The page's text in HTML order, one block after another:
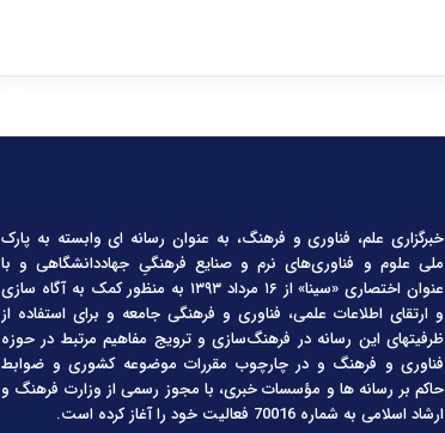
خبرگزاری علم، فناوری و فرهنگ، به عنوان رسانه ای وابسته به پارک
ملی علوم و فناوری‌های نرم و صنایع فرهنگیِ جهاددانشگاهی و با
عنوان اختصاری «سینا» از ۱۶ مرداد ۱۳۹۳ به منظور کمک به آگاه سازی
و ارتقای اطلاعات علمی، فناوری و فرهنگی جامعه و برای استفاده از
ظرفیتهای این رسانه در فرهنگ‌سازی و ترویج مفاهیم مرتبط در حوزه
فناوری و فرهنگ و در چارچوب مقررات موضوعه کشوری و ضوابط
حاکم بر رسانه ها و مؤسسات خبری، با مجوز رسمی از وزارت فرهنگ و
ارشاد اسلامی به شماره 70016 فعالیت خود را آغاز کرده است.